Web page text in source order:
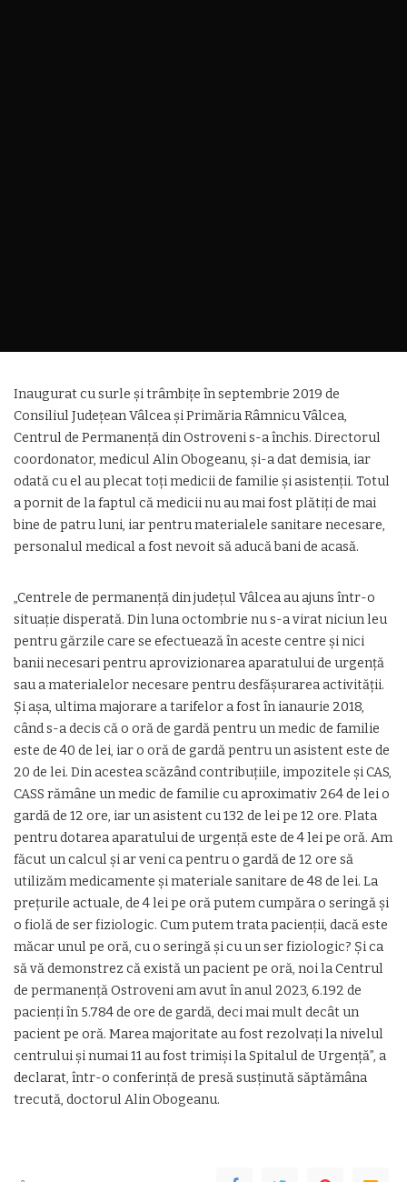
Inaugurat cu surle și trâmbițe în septembrie 2019 de
Consiliul Județean Vâlcea și Primăria Râmnicu Vâlcea,
Centrul de Permanenţă din Ostroveni s-a închis. Directorul
coordonator, medicul Alin Obogeanu, și-a dat demisia, iar
odată cu el au plecat toți medicii de familie și asistenții. Totul
a pornit de la faptul că medicii nu au mai fost plătiți de mai
bine de patru luni, iar pentru materialele sanitare necesare,
personalul medical a fost nevoit să aducă bani de acasă.
„Centrele de permanenţă din judeţul Vâlcea au ajuns într-o
situaţie disperată. Din luna octombrie nu s-a virat niciun leu
pentru gărzile care se efectuează în aceste centre şi nici
banii necesari pentru aprovizionarea aparatului de urgenţă
sau a materialelor necesare pentru desfăşurarea activităţii.
Şi aşa, ultima majorare a tarifelor a fost în ianaurie 2018,
când s-a decis că o oră de gardă pentru un medic de familie
este de 40 de lei, iar o oră de gardă pentru un asistent este de
20 de lei. Din acestea scăzând contribuţiile, impozitele şi CAS,
CASS rămâne un medic de familie cu aproximativ 264 de lei o
gardă de 12 ore, iar un asistent cu 132 de lei pe 12 ore. Plata
pentru dotarea aparatului de urgenţă este de 4 lei pe oră. Am
făcut un calcul şi ar veni ca pentru o gardă de 12 ore să
utilizăm medicamente şi materiale sanitare de 48 de lei. La
preţurile actuale, de 4 lei pe oră putem cumpăra o seringă şi
o fiolă de ser fiziologic. Cum putem trata pacienţii, dacă este
măcar unul pe oră, cu o seringă şi cu un ser fiziologic? Şi ca
să vă demonstrez că există un pacient pe oră, noi la Centrul
de permanenţă Ostroveni am avut în anul 2023, 6.192 de
pacienţi în 5.784 de ore de gardă, deci mai mult decât un
pacient pe oră. Marea majoritate au fost rezolvaţi la nivelul
centrului şi numai 11 au fost trimişi la Spitalul de Urgenţă”, a
declarat, într-o conferinţă de presă susținută săptămâna
trecută, doctorul Alin Obogeanu.